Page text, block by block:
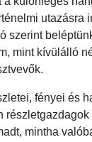
utazásra
szerint
mint kívülálló
fényei és
részletgazdagok
mintha